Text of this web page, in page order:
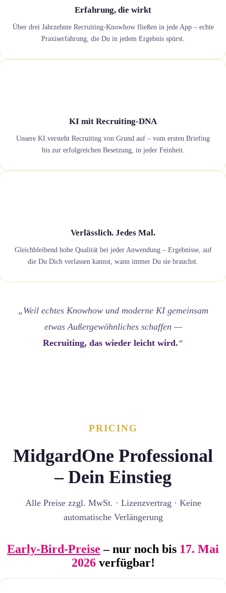
Erfahrung, die wirkt
Über drei Jahrzehnte Recruiting-Knowhow fließen in jede App – echte
Praxiserfahrung, die Du in jedem Ergebnis spürst.
KI mit Recruiting-DNA
Unsere KI versteht Recruiting von Grund auf – vom ersten Briefing
bis zur erfolgreichen Besetzung, in jeder Feinheit.
Verlässlich. Jedes Mal.
Gleichbleibend hohe Qualität bei jeder Anwendung – Ergebnisse, auf
die Du Dich verlassen kannst, wann immer Du sie brauchst.
„Weil echtes Knowhow und moderne KI gemeinsam
etwas Außergewöhnliches schaffen —
Recruiting, das wieder leicht wird.“
PRICING
MidgardOne Professional
– Dein Einstieg
Alle Preise zzgl. MwSt. · Lizenzvertrag · Keine
automatische Verlängerung
Early-Bird-Preise – nur noch bis 17. Mai
2026verfügbar!